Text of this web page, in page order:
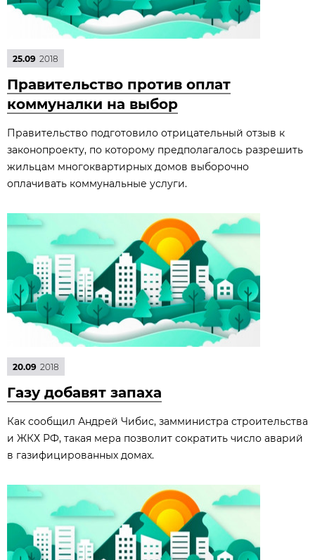
25.09 2018
Правительство против оплат
коммуналки на выбор
Правительство подготовило отрицательный отзыв к
законопроекту, по которому предполагалось разрешить
жильцам многоквартирных домов выборочно
оплачивать коммунальные услуги.
20.09 2018
Газу добавят запаха
Как сообщил Андрей Чибис, замминистра строительства
и ЖКХ РФ, такая мера позволит сократить число аварий
в газифицированных домах.